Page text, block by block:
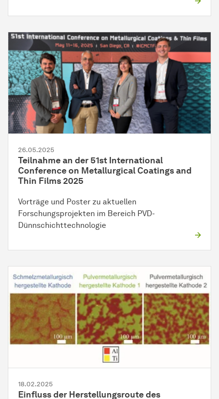
26.05.2025
Teilnahme an der 51st International
Conference on Metallurgical Coatings and
Thin Films 2025
Vorträge und Poster zu aktuellen
Forschungsprojekten im Bereich PVD-
Dünnschichttechnologie
18.02.2025
Einfluss der Herstellungsroute des